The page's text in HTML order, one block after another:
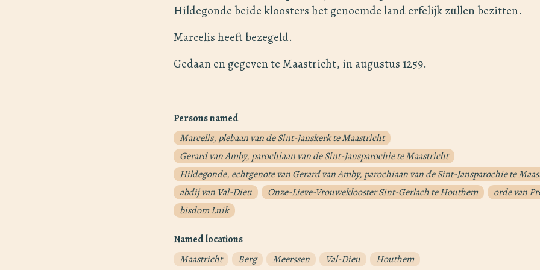
Hildegonde beide kloosters het genoemde land erfelijk zullen bezitten.
Marcelis heeft bezegeld.
Gedaan en gegeven te Maastricht, in augustus 1259.
Persons named
Marcelis, plebaan van de Sint-Janskerk te Maastricht
Gerard van Amby, parochiaan van de Sint-Jansparochie te Maastricht
Hildegonde, echtgenote van Gerard van Amby, parochiaan van de Sint-Jansparochie te
abdij van Val-Dieu
Onze-Lieve-Vrouweklooster Sint-Gerlach te Houthem
orde van
bisdom Luik
Named locations
Maastricht
Berg Meerssen Val-Dieu Houthem